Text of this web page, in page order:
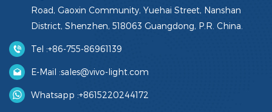
Road, Gaoxin Community, Yuehai Street, Nanshan
District, Shenzhen, 518063 Guangdong, P.R. China.
Tel :+86-755-86961139
E-Mail :sales@vivo-light.com
Whatsapp :+8615220244172